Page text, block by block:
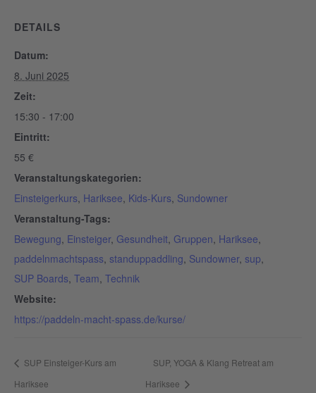
DETAILS
Datum:
8. Juni 2025
Zeit:
15:30 - 17:00
Eintritt:
55 €
Veranstaltungskategorien:
Einsteigerkurs, Hariksee, Kids-Kurs, Sundowner
Veranstaltung-Tags:
Bewegung, Einsteiger, Gesundheit, Gruppen, Hariksee,
paddelnmachtspass, standuppaddling, Sundowner, sup,
SUP Boards, Team, Technik
Website:
https://paddeln-macht-spass.de/kurse/
SUP Einsteiger-Kurs am
Hariksee
SUP, YOGA & Klang Retreat am
Hariksee